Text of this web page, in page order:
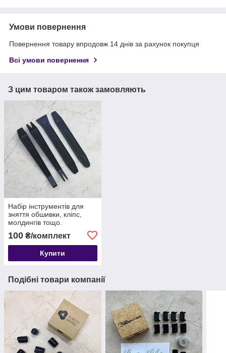
Умови повернення
Повернення товару впродовж 14 днів за рахунок покупця
Всі умови повернення
З цим товаром також замовляють
Набір інструментів для
зняття обшивки, кліпс,
молдингів тощо.
автомобіля з антиковзною
поверхнею, 4 шт
100 ₴/комплект
Купити
Подібні товари компанії